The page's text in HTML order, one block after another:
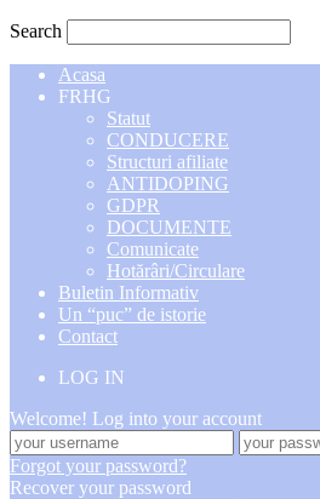
Search
Acasa
FRHG
Statut
CONDUCERE
Structuri afiliate
ANTIDOPING
GDPR
DOCUMENTE
Comunicate
Hotărâri/Circulare
Buletin Informativ
Un “puc” de istorie
Contact
LOG IN
Welcome! Log into your account
Forgot your password?
Recover your password